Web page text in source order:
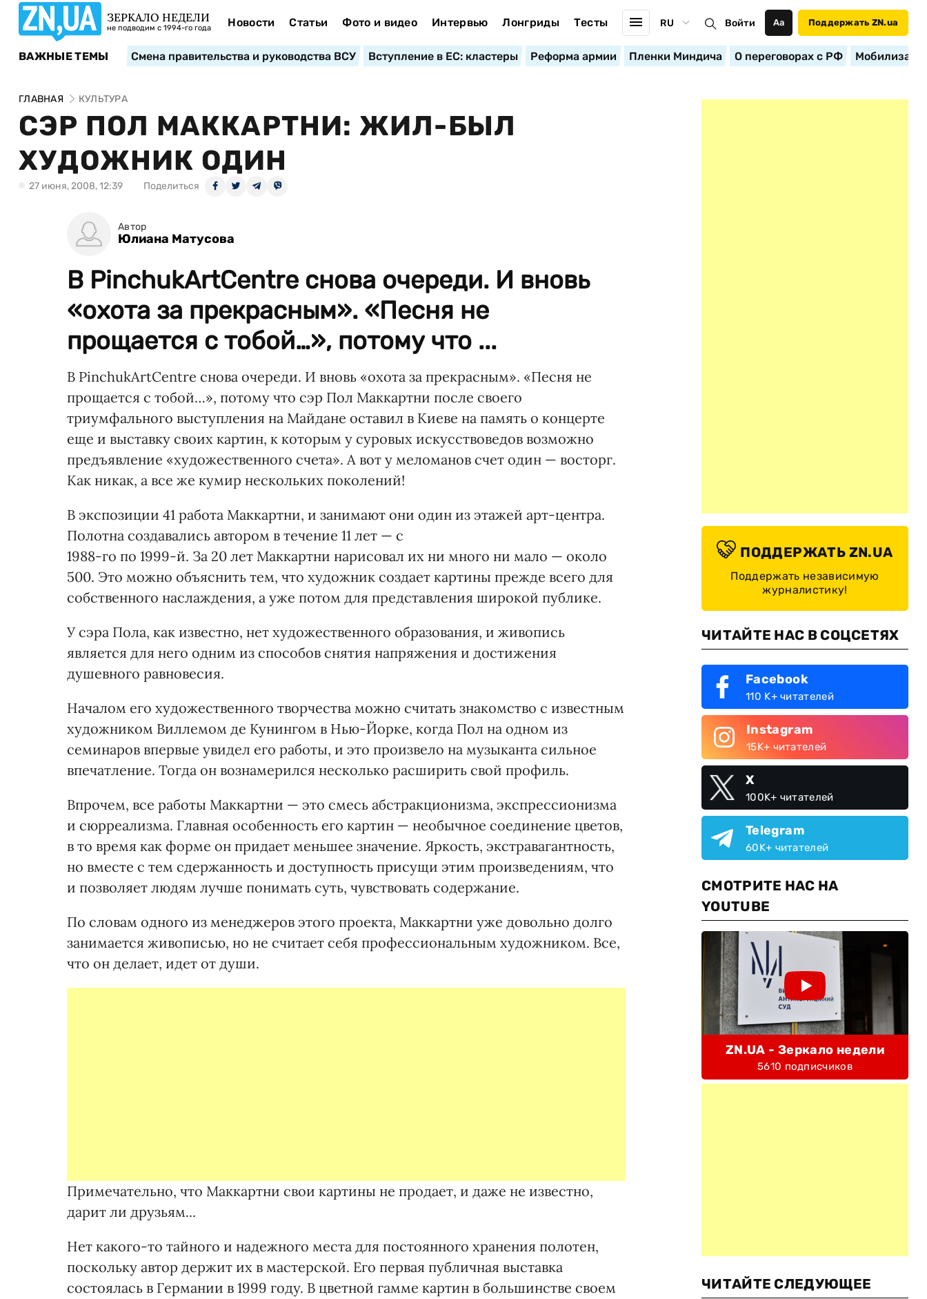
ЗЕРКАЛО НЕДЕЛИ
не подводим с 1994-го года Новости Статьи Фото и видео Интервью Лонгриды Тесты RU Войти Аа Поддержать ZN.ua
ВАЖНЫЕ ТЕМЫ Смена правительства и руководства ВСУ Вступление в ЕС: кластеры Реформа армии Пленки Миндича О переговорах с РФ
ГЛАВНАЯ КУЛЬТУРА
СЭР ПОЛ МАККАРТНИ: ЖИЛ-БЫЛ
ХУДОЖНИК ОДИН
27 июня, 2008, 12:39 Поделиться
Автор
Юлиана Матусова
В PinchukArtCentre снова очереди. И вновь
«охота за прекрасным». «Песня не
прощается с тобой…», потому что ...
В PinchukArtCentre снова очереди. И вновь «охота за прекрасным». «Песня не
прощается с тобой…», потому что сэр Пол Маккартни после своего
триумфального выступления на Майдане оставил в Киеве на память о концерте
еще и выставку своих картин, к которым у суровых искусствоведов возможно
предъявление «художественного счета». А вот у меломанов счет один — восторг.
Как никак, а все же кумир нескольких поколений!
В экспозиции 41 работа Маккартни, и занимают они один из этажей арт-центра.
Полотна создавались автором в течение 11 лет — с
1988-го по 1999-й. За 20 лет Маккартни нарисовал их ни много ни мало — около
500. Это можно объяснить тем, что художник создает картины прежде всего для
собственного наслаждения, а уже потом для представления широкой публике.
У сэра Пола, как известно, нет художественного образования, и живопись
является для него одним из способов снятия напряжения и достижения
душевного равновесия.
Началом его художественного творчества можно считать знакомство с известным
художником Виллемом де Кунингом в Нью-Йорке, когда Пол на одном из
семинаров впервые увидел его работы, и это произвело на музыканта сильное
впечатление. Тогда он вознамерился несколько расширить свой профиль.
Впрочем, все работы Маккартни — это смесь абстракционизма, экспрессионизма
и сюрреализма. Главная особенность его картин — необычное соединение цветов,
в то время как форме он придает меньшее значение. Яркость, экстравагантность,
но вместе с тем сдержанность и доступность присущи этим произведениям, что
и позволяет людям лучше понимать суть, чувствовать содержание.
По словам одного из менеджеров этого проекта, Маккартни уже довольно долго
занимается живописью, но не считает себя профессиональным художником. Все,
что он делает, идет от души.
Примечательно, что Маккартни свои картины не продает, и даже не известно,
дарит ли друзьям...
Нет какого-то тайного и надежного места для постоянного хранения полотен,
поскольку автор держит их в мастерской. Его первая публичная выставка
состоялась в Германии в 1999 году. В цветной гамме картин в большинстве своем
ПОДДЕРЖАТЬ ZN.UA
Поддержать независимую
журналистику!
ЧИТАЙТЕ НАС В СОЦСЕТЯХ
Facebook
110 K+ читателей
Instagram
15K+ читателей
X
100K+ читателей
Telegram
60K+ читателей
СМОТРИТЕ НАС НА
YOUTUBE
ZN.UA - Зеркало недели
5610 подписчиков
ЧИТАЙТЕ СЛЕДУЮЩЕЕ